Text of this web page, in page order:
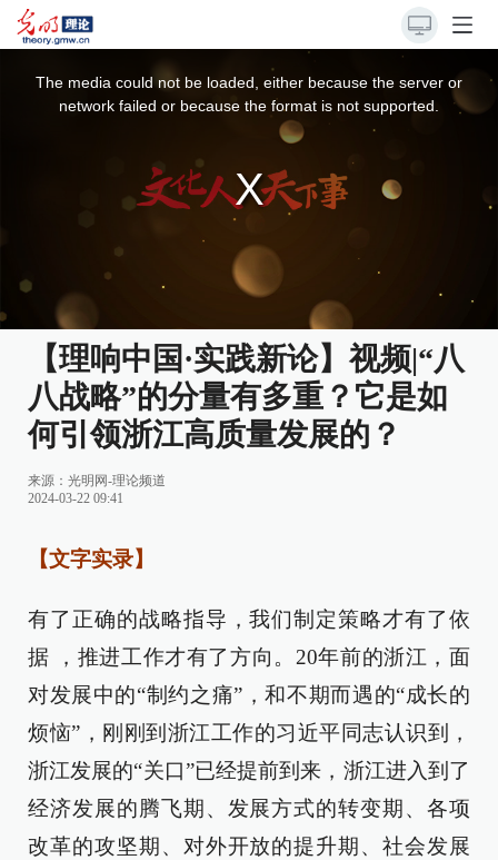
The media could not be loaded, either because the server or
network failed or because the format is not supported.
【理响中国·实践新论】视频|“八
八战略”的分量有多重？它是如
何引领浙江高质量发展的？
来源： 光明网-理论频道
2024-03-22 09:41
【文字实录】
有了正确的战略指导，我们制定策略才有了依
据 ，推进工作才有了方向。20年前的浙江，面
对发展中的“制约之痛”，和不期而遇的“成长的
烦恼”，刚刚到浙江工作的习近平同志认识到，
浙江发展的“关口”已经提前到来，浙江进入到了
经济发展的腾飞期、发展方式的转变期、各项
改革的攻坚期、对外开放的提升期、社会发展